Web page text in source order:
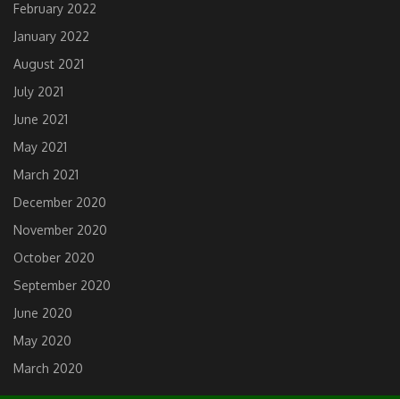
February 2022
January 2022
August 2021
July 2021
June 2021
May 2021
March 2021
December 2020
November 2020
October 2020
September 2020
June 2020
May 2020
March 2020